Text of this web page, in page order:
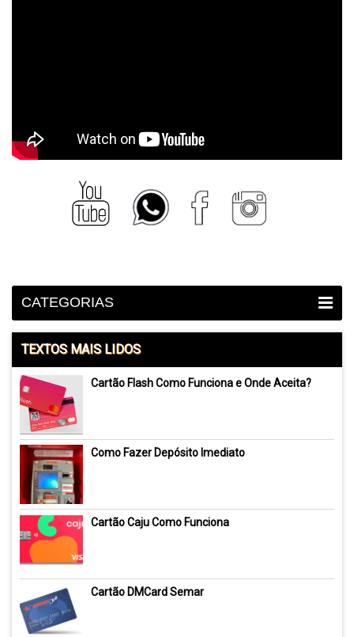
CATEGORIAS
TEXTOS MAIS LIDOS
Cartão Flash Como Funciona e Onde Aceita?
Como Fazer Depósito Imediato
Cartão Caju Como Funciona
Cartão DMCard Semar